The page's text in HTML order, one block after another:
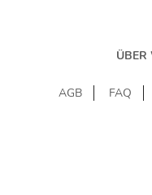
ÜBER
AGB FAQ